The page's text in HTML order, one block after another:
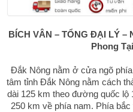
BÍCH VÂN – TỔNG ĐẠI LÝ –
Phong
Đắk Nông nằm ở cửa ngõ
tâm tỉnh Đắk Nông nằm cách
dài 125 km theo đường quốc
250 km về phía nam. Phía